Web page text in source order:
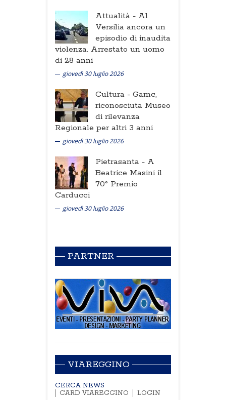
Attualità - Al
Versilia ancora un
episodio di inaudita
violenza. Arrestato un uomo
di 28 anni
giovedì 30 luglio 2026
Cultura - Gamc,
riconosciuta Museo
di rilevanza
Regionale per altri 3 anni
giovedì 30 luglio 2026
Pietrasanta - A
Beatrice Masini il
70° Premio
Carducci
giovedì 30 luglio 2026
PARTNER
VIAREGGINO
CERCA NEWS
CARD VIAREGGINO
LOGIN